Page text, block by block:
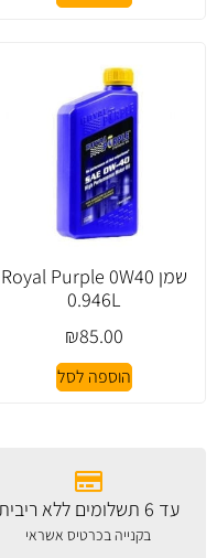
שמן Royal Purple 0W40
0.946L
₪85.00
הוספה לסל
עד 6 תשלומים ללא ריבית
בקנייה בכרטיס אשראי